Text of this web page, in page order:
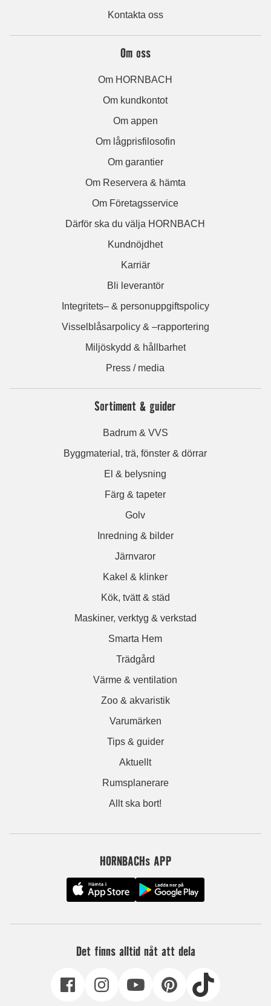
Kontakta oss
Om oss
Om HORNBACH
Om kundkontot
Om appen
Om lågprisfilosofin
Om garantier
Om Reservera & hämta
Om Företagsservice
Därför ska du välja HORNBACH
Kundnöjdhet
Karriär
Bli leverantör
Integritets– & personuppgiftspolicy
Visselblåsarpolicy & –rapportering
Miljöskydd & hållbarhet
Press / media
Sortiment & guider
Badrum & VVS
Byggmaterial, trä, fönster & dörrar
El & belysning
Färg & tapeter
Golv
Inredning & bilder
Järnvaror
Kakel & klinker
Kök, tvätt & städ
Maskiner, verktyg & verkstad
Smarta Hem
Trädgård
Värme & ventilation
Zoo & akvaristik
Varumärken
Tips & guider
Aktuellt
Rumsplanerare
Allt ska bort!
HORNBACHs APP
Det finns alltid nåt att dela